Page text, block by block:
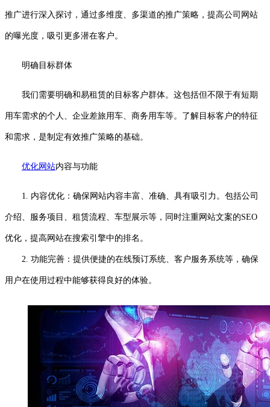
推广进行深入探讨，通过多维度、多渠道的推广策略，提高公司网站
的曝光度，吸引更多潜在客户。
明确目标群体
我们需要明确和易租赁的目标客户群体。这包括但不限于有短期
用车需求的个人、企业差旅用车、商务用车等。了解目标客户的特征
和需求，是制定有效推广策略的基础。
优化网站内容与功能
1. 内容优化：确保网站内容丰富、准确、具有吸引力。包括公司
介绍、服务项目、租赁流程、车型展示等，同时注重网站文案的SEO
优化，提高网站在搜索引擎中的排名。
2. 功能完善：提供便捷的在线预订系统、客户服务系统等，确保
用户在使用过程中能够获得良好的体验。